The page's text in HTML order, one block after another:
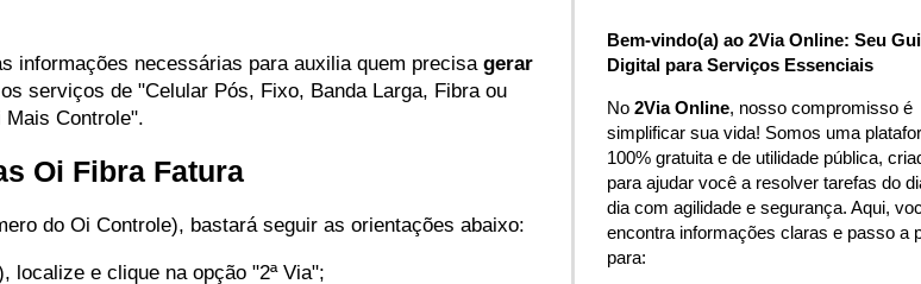
informações necessárias para auxilia quem precisa gerar
serviços de "Celular Pós, Fixo, Banda Larga, Fibra ou
Mais Controle".
Oi Fibra Fatura
do Oi Controle), bastará seguir as orientações abaixo:
localize e clique na opção "2ª Via";
Bem-vindo(a) ao 2Via Online: Seu
Digital para Serviços Essenciais
No 2Via Online, nosso compromisso é
simplificar sua vida! Somos uma
100% gratuita e de utilidade pública,
para ajudar você a resolver tarefas do
dia com agilidade e segurança. Aqui,
encontra informações claras e passo a
para: